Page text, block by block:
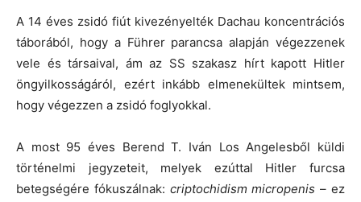
A 14 éves zsidó fiút kivezényelték Dachau koncentrációs
táborából, hogy a Führer parancsa alapján végezzenek
vele és társaival, ám az SS szakasz hírt kapott Hitler
öngyilkosságáról, ezért inkább elmenekültek mintsem,
hogy végezzen a zsidó foglyokkal.
A most 95 éves Berend T. Iván Los Angelesből küldi
történelmi jegyzeteit, melyek ezúttal Hitler furcsa
betegségére fókuszálnak: criptochidism micropenis – ez